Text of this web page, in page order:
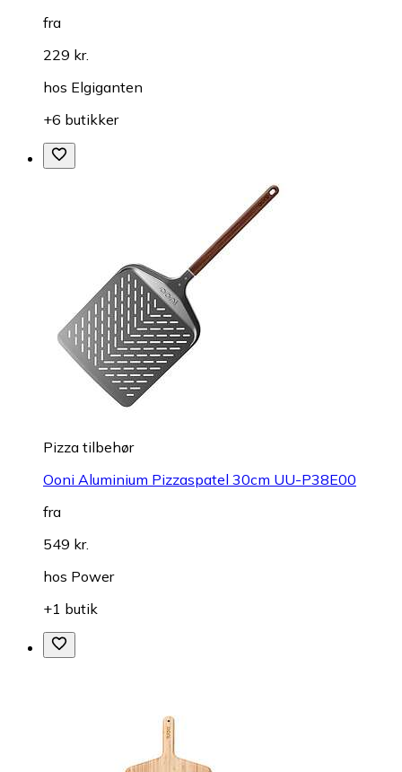
fra
229 kr.
hos Elgiganten
+6 butikker
Pizza tilbehør
Ooni Aluminium Pizzaspatel 30cm UU-P38E00
fra
549 kr.
hos Power
+1 butik